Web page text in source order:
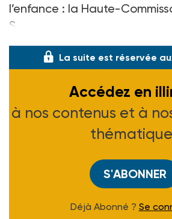
l’enfance : la Haute-
S
La suite est réservée
Accédez en
à nos contenus et à
S'ABONNER
Déjà Abonné ? Se